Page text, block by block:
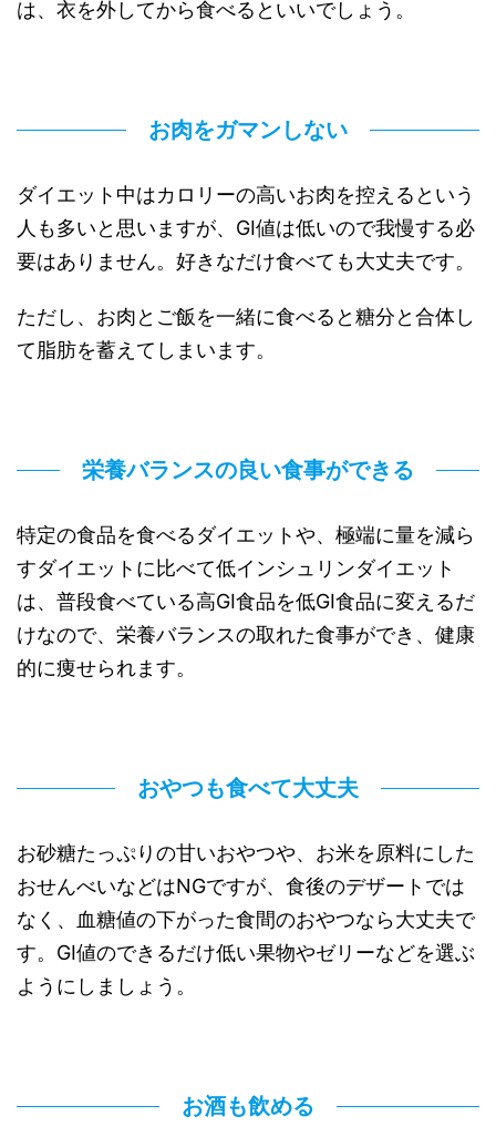
は、衣を外してから食べるといいでしょう。
お肉をガマンしない
ダイエット中はカロリーの高いお肉を控えるという
人も多いと思いますが、GI値は低いので我慢する必
要はありません。好きなだけ食べても大丈夫です。
ただし、お肉とご飯を一緒に食べると糖分と合体し
て脂肪を蓄えてしまいます。
栄養バランスの良い食事ができる
特定の食品を食べるダイエットや、極端に量を減ら
すダイエットに比べて低インシュリンダイエット
は、普段食べている高GI食品を低GI食品に変えるだ
けなので、栄養バランスの取れた食事ができ、健康
的に痩せられます。
おやつも食べて大丈夫
お砂糖たっぷりの甘いおやつや、お米を原料にした
おせんべいなどはNGですが、食後のデザートでは
なく、血糖値の下がった食間のおやつなら大丈夫で
す。GI値のできるだけ低い果物やゼリーなどを選ぶ
ようにしましょう。
お酒も飲める